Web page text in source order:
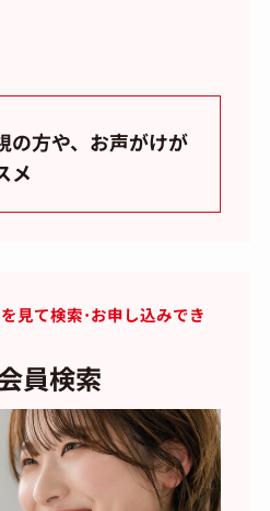
の方や、お声がけが
メ
見て検索･お申し込みでき
員検索